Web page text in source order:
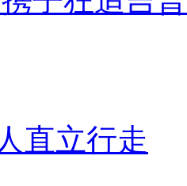
直立行走